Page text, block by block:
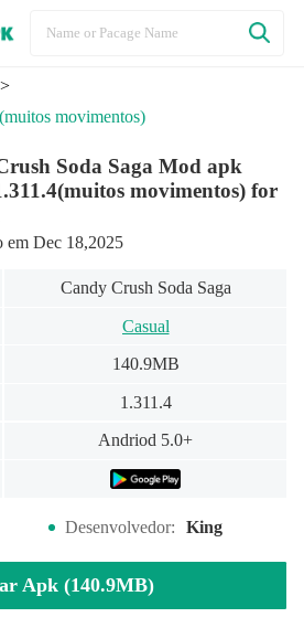
>
(muitos movimentos)
Soda Saga Mod apk
movimentos) for
em Dec 18,2025
Candy Crush Soda Saga
Casual
140.9MB
1.311.4
Andriod 5.0+
Desenvolvedor: King
Apk (140.9MB)